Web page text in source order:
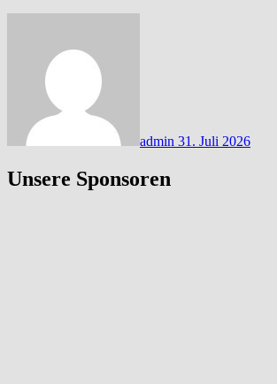
admin 31. Juli 2026
Unsere Sponsoren